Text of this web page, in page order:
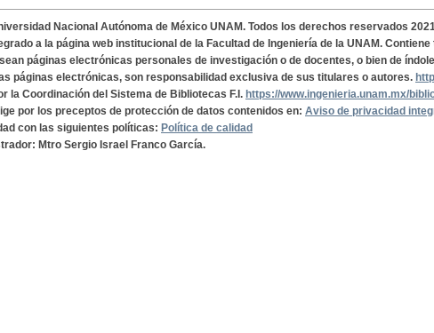
Nacional Autónoma de México UNAM. Todos los derechos reservados
a la página web institucional de la Facultad de Ingeniería de la UNAM.
páginas electrónicas personales de investigación o de docentes, o bien de
páginas electrónicas, son responsabilidad exclusiva de sus titulares o autores.
la Coordinación del Sistema de Bibliotecas F.I. https://www.ingenieria.unam.mx/
por los preceptos de protección de datos contenidos en: Aviso de privacidad
con las siguientes políticas: Política de calidad
Mtro Sergio Israel Franco García.